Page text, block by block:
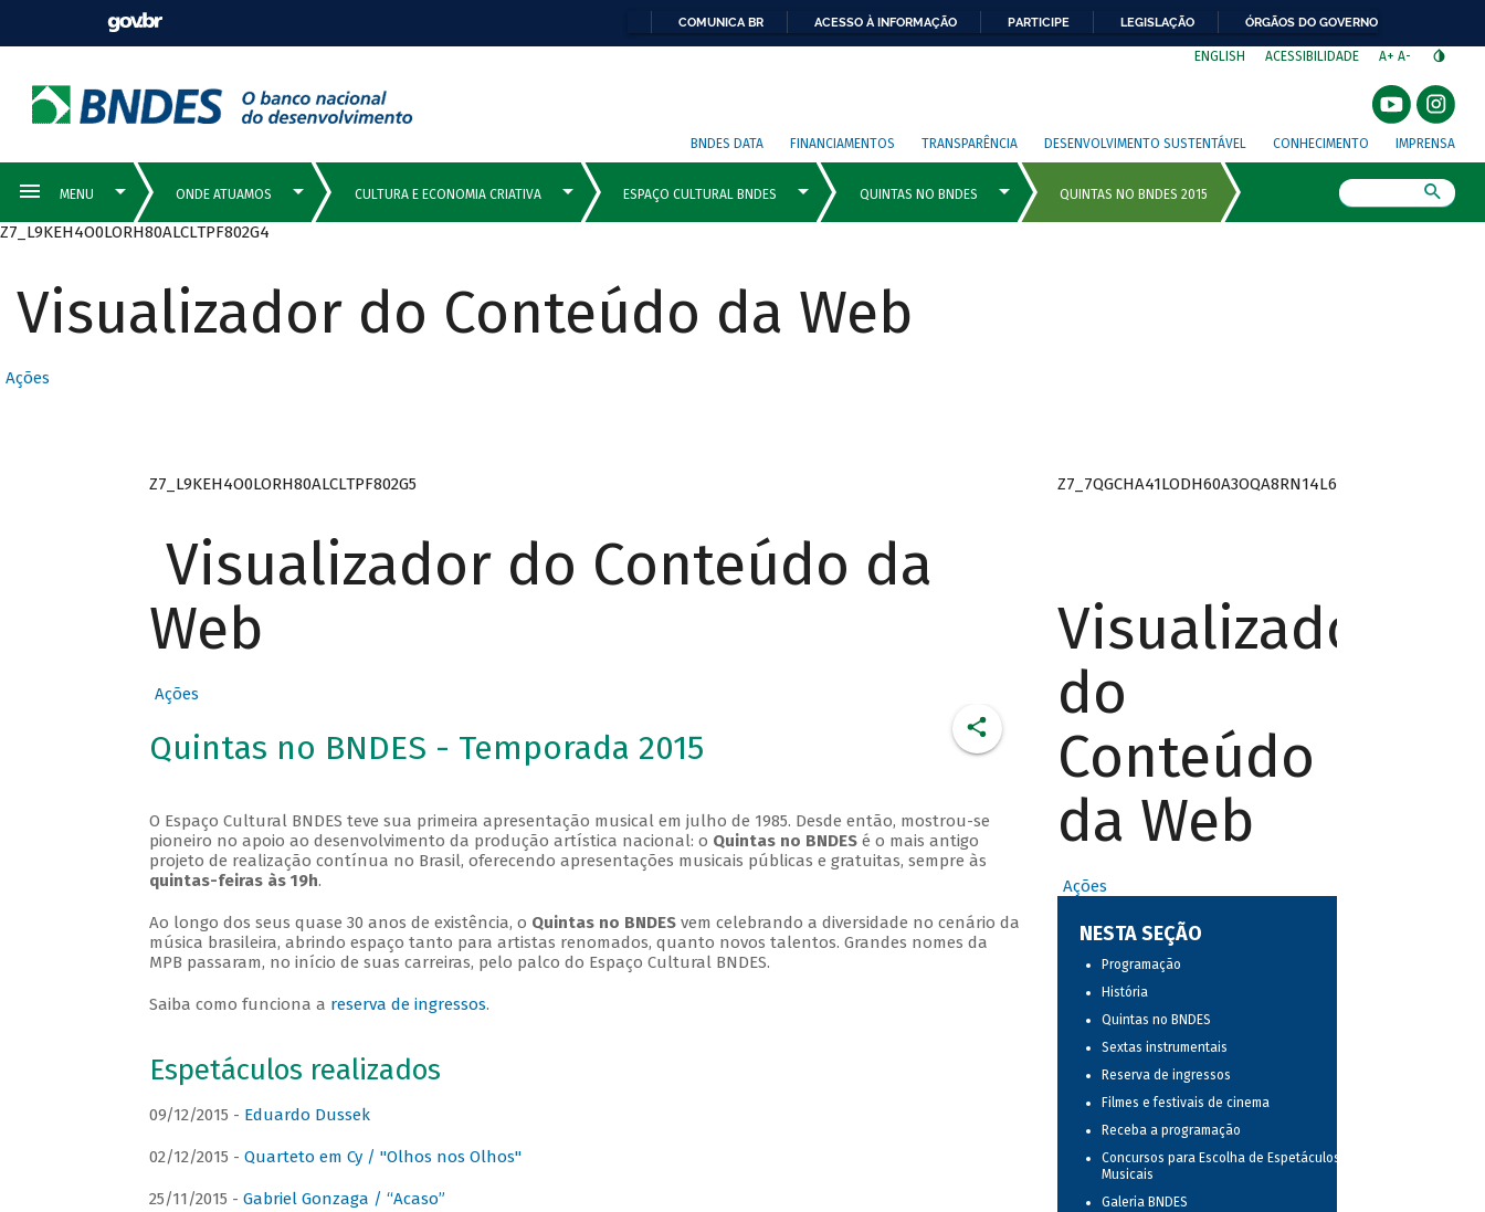
COMUNICA BR ACESSO À INFORMAÇÃO PARTICIPE LEGISLAÇÃO ÓRGÃOS DO GOVERNO
ENGLISH ACESSIBILIDADE A+ A-
BNDES DATA FINANCIAMENTOS TRANSPARÊNCIA DESENVOLVIMENTO SUSTENTÁVEL CONHECIMENTO IMPRENSA
Z7_L9KEH4O0LORH80ALCLTPF802G4
Visualizador do Conteúdo da Web
Ações
Z7_L9KEH4O0LORH80ALCLTPF802G5
Visualizador do Conteúdo da
Web
Ações
Quintas no BNDES - Temporada 2015
O Espaço Cultural BNDES teve sua primeira apresentação musical em julho de 1985. Desde então, mostrou-se
pioneiro no apoio ao desenvolvimento da produção artística nacional: o Quintas no BNDESé o mais antigo
projeto de realização contínua no Brasil, oferecendo apresentações musicais públicas e gratuitas, sempre às
quintas-feiras às 19h.
Ao longo dos seus quase 30 anos de existência, o Quintas no BNDESvem celebrando a diversidade no cenário da
música brasileira, abrindo espaço tanto para artistas renomados, quanto novos talentos. Grandes nomes da
MPB passaram, no início de suas carreiras, pelo palco do Espaço Cultural BNDES.
Saiba como funciona a reserva de ingressos.
Espetáculos realizados
09/12/2015 - Eduardo Dussek
02/12/2015 - Quarteto em Cy / "Olhos nos Olhos"
25/11/2015 - Gabriel Gonzaga / “Acaso”
Z7_7QGCHA41LODH60A3OQA8RN14L6
Visualizador
do
Conteúdo
da Web
Ações
NESTA SEÇÃO
Programação
História
Quintas no BNDES
Sextas instrumentais
Reserva de ingressos
Filmes e festivais de cinema
Receba a programação
Concursos para Escolha de Espetáculos
Musicais
Galeria BNDES